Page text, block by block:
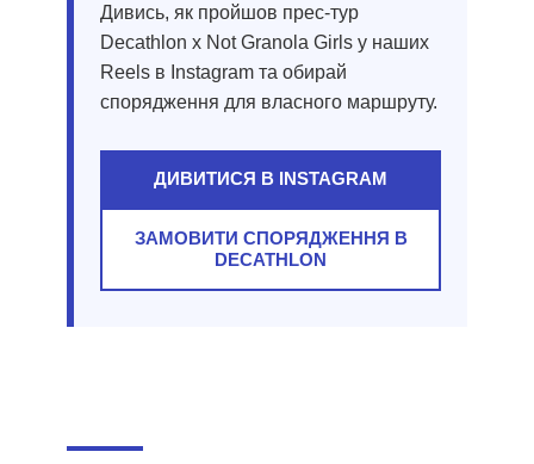
Дивись, як пройшов прес-тур
Decathlon x Not Granola Girls у наших
Reels в Instagram та обирай
спорядження для власного маршруту.
ДИВИТИСЯ В INSTAGRAM
ЗАМОВИТИ СПОРЯДЖЕННЯ В
DECATHLON